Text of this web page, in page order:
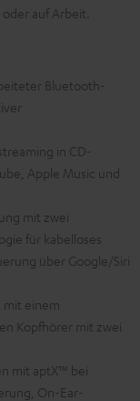
auf Arbeit.
Bluetooth-
in CD-
Apple Music und
mit zwei
für kabelloses
über Google/Siri
mit einem
Kopfhörer mit zwei
mit aptX™ bei
On-Ear-